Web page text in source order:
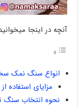
آنچه در اینجا
انواع سنگ نمک
مزایای
نحوه انتخاب سنگ